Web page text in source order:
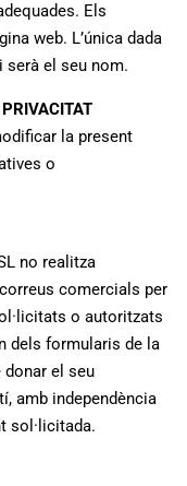
Els
web. L’única dada
serà el seu nom.
la present
o
no realitza
comercials per
o autoritzats
dels formularis de la
donar el seu
amb independència
sol·licitada.